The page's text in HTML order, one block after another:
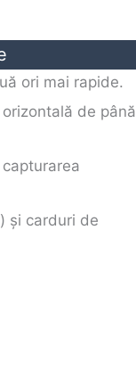
ori mai rapide.
de până
și carduri de